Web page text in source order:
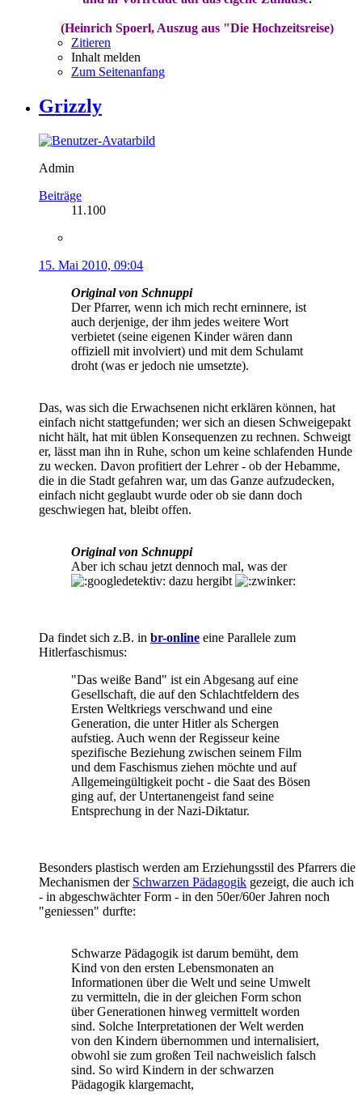
(Heinrich Spoerl, Auszug aus "Die Hochzeitsreise)
Zitieren
Inhalt melden
Zum Seitenanfang
Grizzly
Admin
Beiträge
11.100
15. Mai 2010, 09:04
Original von Schnuppi
Der Pfarrer, wenn ich mich recht erninnere, ist
auch derjenige, der ihm jedes weitere Wort
verbietet (seine eigenen Kinder wären dann
offiziell mit involviert) und mit dem Schulamt
droht (was er jedoch nie umsetzte).
Das, was sich die Erwachsenen nicht erklären können, hat
einfach nicht stattgefunden; wer sich an diesen Schweigepakt
nicht hält, hat mit üblen Konsequenzen zu rechnen. Schweigt
er, lässt man ihn in Ruhe, schon um keine schlafenden Hunde
zu wecken. Davon profitiert der Lehrer - ob der Hebamme,
die in die Stadt gefahren war, um das Ganze aufzudecken,
einfach nicht geglaubt wurde oder ob sie dann doch
geschwiegen hat, bleibt offen.
Original von Schnuppi
Aber ich schau jetzt dennoch mal, was der
dazu hergibt
Da findet sich z.B. in br-online eine Parallele zum
Hitlerfaschismus:
"Das weiße Band" ist ein Abgesang auf eine
Gesellschaft, die auf den Schlachtfeldern des
Ersten Weltkriegs verschwand und eine
Generation, die unter Hitler als Schergen
aufstieg. Auch wenn der Regisseur keine
spezifische Beziehung zwischen seinem Film
und dem Faschismus ziehen möchte und auf
Allgemeingültigkeit pocht - die Saat des Bösen
ging auf, der Untertanengeist fand seine
Entsprechung in der Nazi-Diktatur.
Besonders plastisch werden am Erziehungsstil des Pfarrers die
Mechanismen der Schwarzen Pädagogik gezeigt, die auch ich
- in abgeschwächter Form - in den 50er/60er Jahren noch
"geniessen" durfte:
Schwarze Pädagogik ist darum bemüht, dem
Kind von den ersten Lebensmonaten an
Informationen über die Welt und seine Umwelt
zu vermitteln, die in der gleichen Form schon
über Generationen hinweg vermittelt worden
sind. Solche Interpretationen der Welt werden
von den Kindern übernommen und internalisiert,
obwohl sie zum großen Teil nachweislich falsch
sind. So wird Kindern in der schwarzen
Pädagogik klargemacht,